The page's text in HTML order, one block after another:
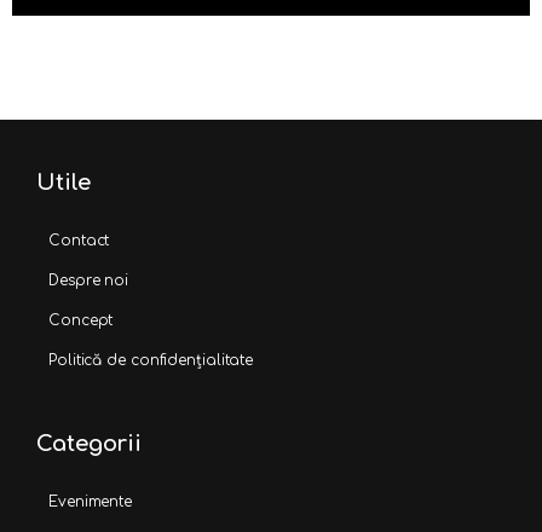
Utile
Contact
Despre noi
Concept
Politică de confidențialitate
Categorii
Evenimente